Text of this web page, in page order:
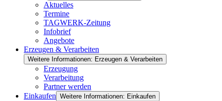
Aktuelles
Termine
TAGWERK-Zeitung
Infobrief
Angebote
Erzeugen & Verarbeiten
Weitere Informationen: Erzeugen & Verarbeiten
Erzeugung
Verarbeitung
Partner werden
Einkaufen Weitere Informationen: Einkaufen